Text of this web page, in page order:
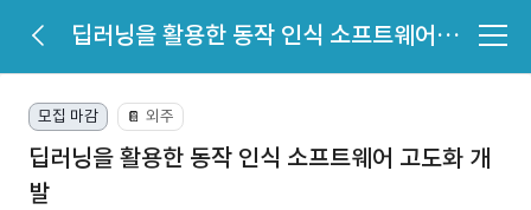
딥러닝을 활용한 동작 인식 소프트웨어 고도화 개발
모집 마감 📔 외주
딥러닝을 활용한 동작 인식 소프트웨어 고도화 개
발